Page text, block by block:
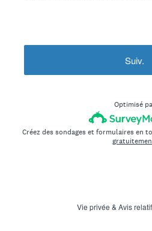
Suiv.
Optimisé
Créez des sondages et formulaires en
Vie privée & Avis